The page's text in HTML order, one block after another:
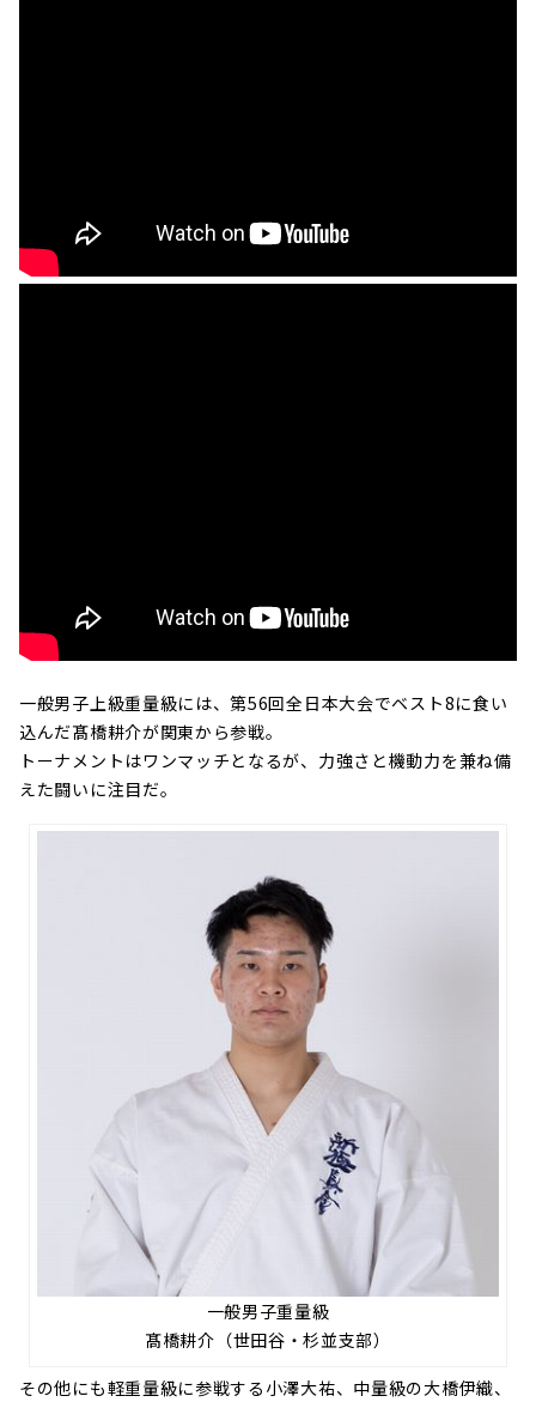
一般男子上級重量級には、第56回全日本大会でベスト8に食い
込んだ髙橋耕介が関東から参戦。
トーナメントはワンマッチとなるが、力強さと機動力を兼ね備
えた闘いに注目だ。
一般男子重量級
髙橋耕介（世田谷・杉並支部）
その他にも軽重量級に参戦する小澤大祐、中量級の大橋伊織、